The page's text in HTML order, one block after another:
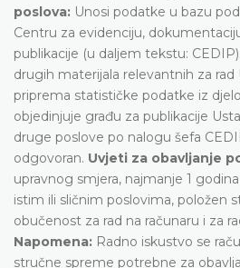
poslova: Unosi podatke u bazu
Centru za evidenciju,
publikacije (u daljem tekstu:
drugih materijala relevantnih za rad
priprema statističke podatke iz
objedinjuje građu za publikacije
druge poslove po nalogu šefa
odgovoran. Uvjeti za obavljanje
upravnog smjera, najmanje 1
istim ili sličnim poslovima, položen
obučenost za rad na računaru i za
Napomena: Radno iskustvo se
stručne spreme potrebne za